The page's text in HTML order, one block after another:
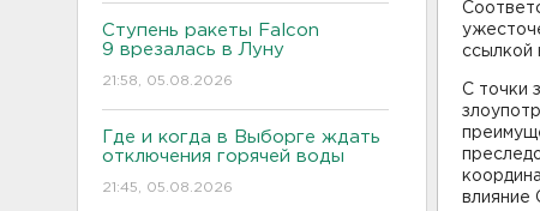
Ступень ракеты Falcon
9 врезалась в Луну
21:58, 05.08.2026
Где и когда в Выборге ждать
отключения горячей воды
21:45, 05.08.2026
ссылкой
С точки
влияние